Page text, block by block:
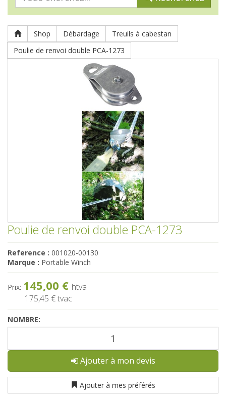
Shop Débardage
Treuils à cabestan
Poulie de renvoi double PCA-1273
Poulie de renvoi double PCA-1273
Reference : 001020-00130
Marque : Portable Winch
Prix: 145,00 € htva
175,45 €tvac
NOMBRE:
Ajouter à mon devis
Ajouter à mes préférés